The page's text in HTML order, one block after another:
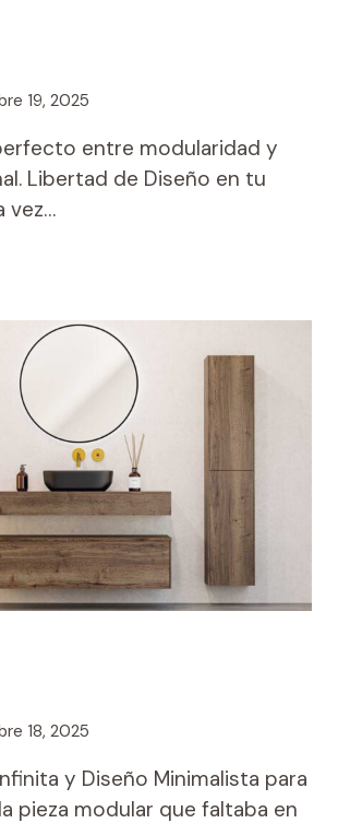
19, 2025
entre modularidad y
Libertad de Diseño en tu
vez…
18, 2025
y Diseño Minimalista para
pieza modular que faltaba en